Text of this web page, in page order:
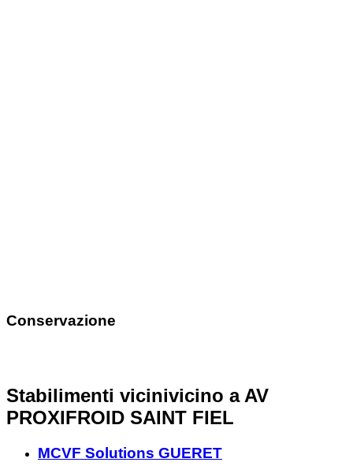
Conservazione
Stabilimenti vicinivicino a AV
PROXIFROID SAINT FIEL
MCVF Solutions GUERET